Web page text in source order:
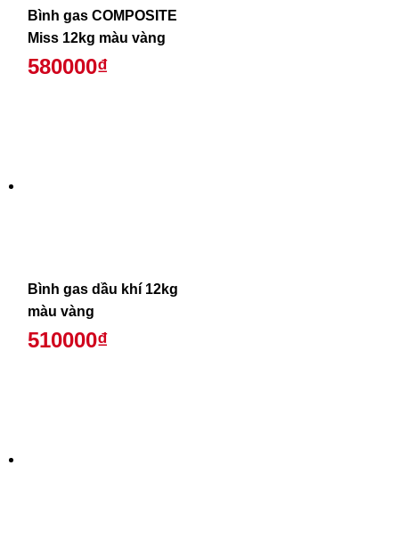
Bình gas COMPOSITE
Miss 12kg màu vàng
580000₫
Bình gas dầu khí 12kg
màu vàng
510000₫